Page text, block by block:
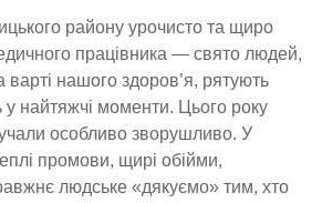
району урочисто та щиро
працівника — свято людей,
варті нашого здоров’я, рятують
у найтяжчі моменти. Цього року
особливо зворушливо. У
промови, щирі обійми,
людське «дякуємо» тим, хто